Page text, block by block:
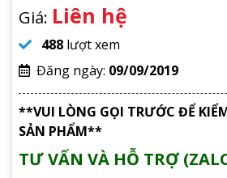
Giá: Liên hệ
488 lượt xem
Đăng ngày: 09/09/2019
**VUI LÒNG GỌI TRƯỚC ĐỂ
SẢN PHẨM**
TƯ VẤN VÀ HỖ TRỢ